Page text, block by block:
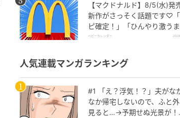
【マクドナルド】8/5(水)発
新作がさっそく話題です♡「
ピ確定！」「ひんやり激うま
ベビーカレンダー
人気連載マンガランキング
#1 「え？浮気！？」夫がな
なか帰宅しないので、ふと
見ると…→予期せぬ光景が！